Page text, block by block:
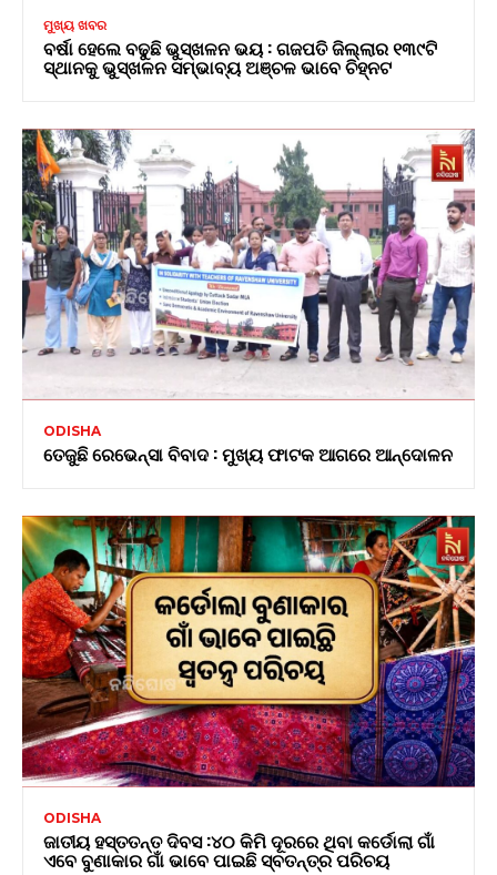
ମୁଖ୍ୟ ଖବର
ବର୍ଷା ହେଲେ ବଢୁଛି ଭୁସ୍ଖଳନ ଭୟ : ଗଜପତି ଜିଲ୍ଲାର ୧୩୯ଟି
ସ୍ଥାନକୁ ଭୁସ୍ଖଳନ ସମ୍ଭାବ୍ୟ ଅଞ୍ଚଳ ଭାବେ ଚିହ୍ନଟ
ODISHA
ତେଜୁଛି ରେଭେନ୍ସା ବିବାଦ : ମୁଖ୍ୟ ଫାଟକ ଆଗରେ ଆନ୍ଦୋଳନ
ODISHA
ଜାତୀୟ ହସ୍ତତନ୍ତ ଦିବସ :୪୦ କିମି ଦୂରରେ ଥିବା କର୍ଡୋଲା ଗାଁ
ଏବେ ବୁଣାକାର ଗାଁ ଭାବେ ପାଇଛି ସ୍ବତନ୍ତ୍ର ପରିଚୟ